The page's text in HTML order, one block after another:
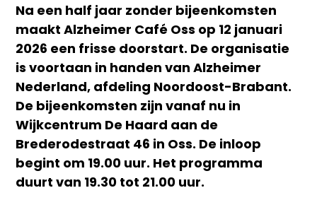
Na een half jaar zonder bijeenkomsten
maakt Alzheimer Café Oss op 12 januari
2026 een frisse doorstart. De organisatie
is voortaan in handen van Alzheimer
Nederland, afdeling Noordoost-Brabant.
De bijeenkomsten zijn vanaf nu in
Wijkcentrum De Haard aan de
Brederodestraat 46 in Oss. De inloop
begint om 19.00 uur. Het programma
duurt van 19.30 tot 21.00 uur.